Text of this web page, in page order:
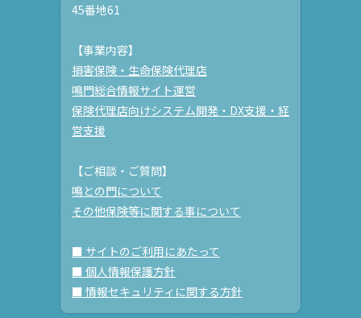
45番地61
【事業内容】
損害保険・生命保険代理店
鳴門総合情報サイト運営
保険代理店向けシステム開発・DX支援・経
営支援
【ご相談・ご質問】
鳴との門について
その他保険等に関する事について
■ サイトのご利用にあたって
■ 個人情報保護方針
■ 情報セキュリティに関する方針